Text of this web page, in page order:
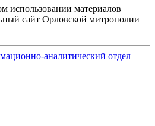
использовании материалов
сайт Орловской митрополии
аналитический отдел